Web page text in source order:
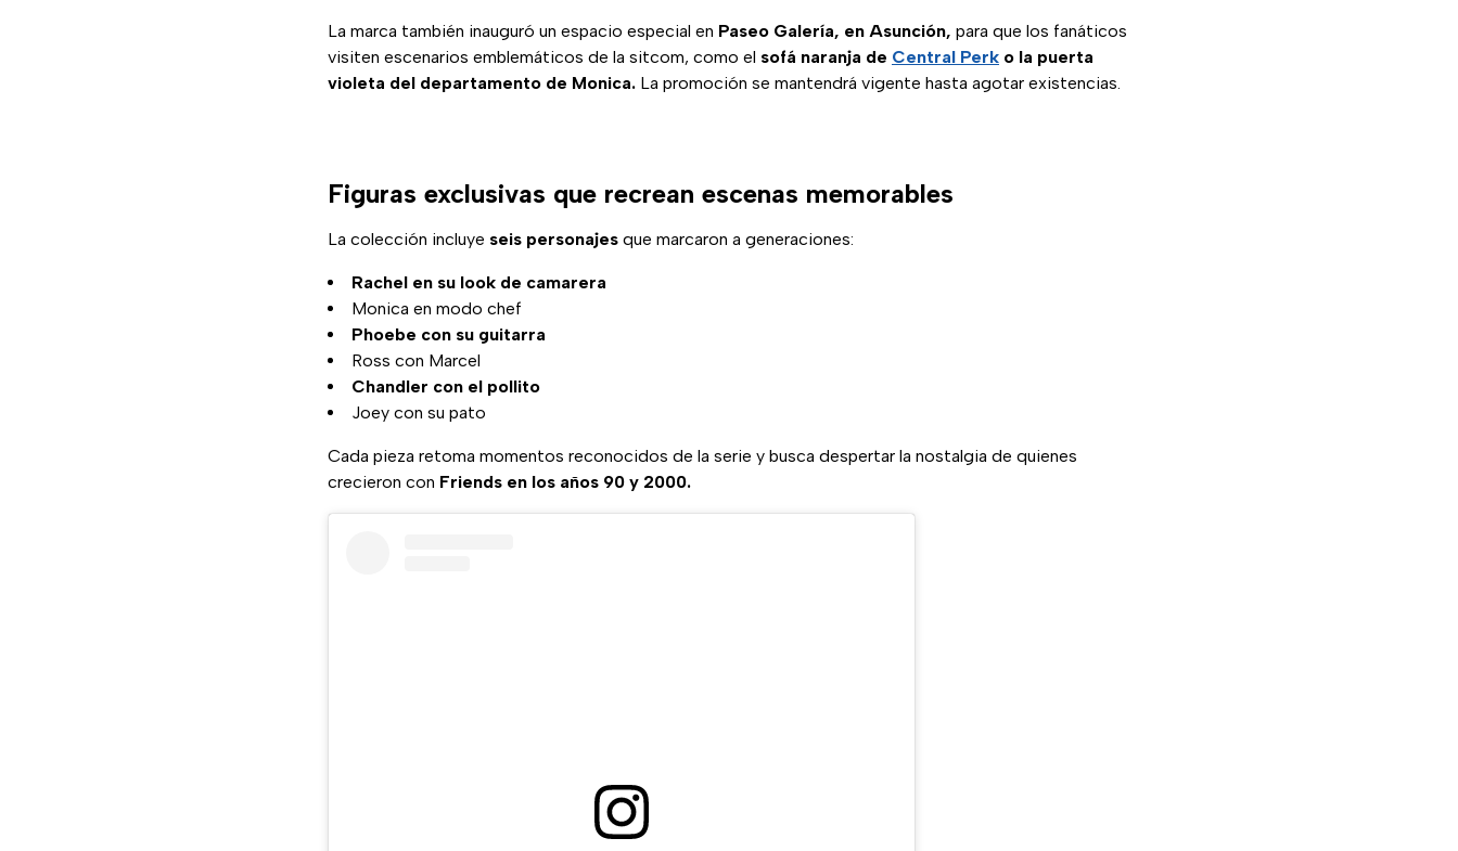
La marca también inauguró un espacio especial en Paseo Galería, en Asunción, para que los fanáticos
visiten escenarios emblemáticos de la sitcom, como el sofá naranja de Central Perk o la puerta
violeta del departamento de Monica. La promoción se mantendrá vigente hasta agotar existencias.
Figuras exclusivas que recrean escenas memorables
La colección incluye seis personajes que marcaron a generaciones:
Rachel en su look de camarera
Monica en modo chef
Phoebe con su guitarra
Ross con Marcel
Chandler con el pollito
Joey con su pato
Cada pieza retoma momentos reconocidos de la serie y busca despertar la nostalgia de quienes
crecieron con Friends en los años 90 y 2000.